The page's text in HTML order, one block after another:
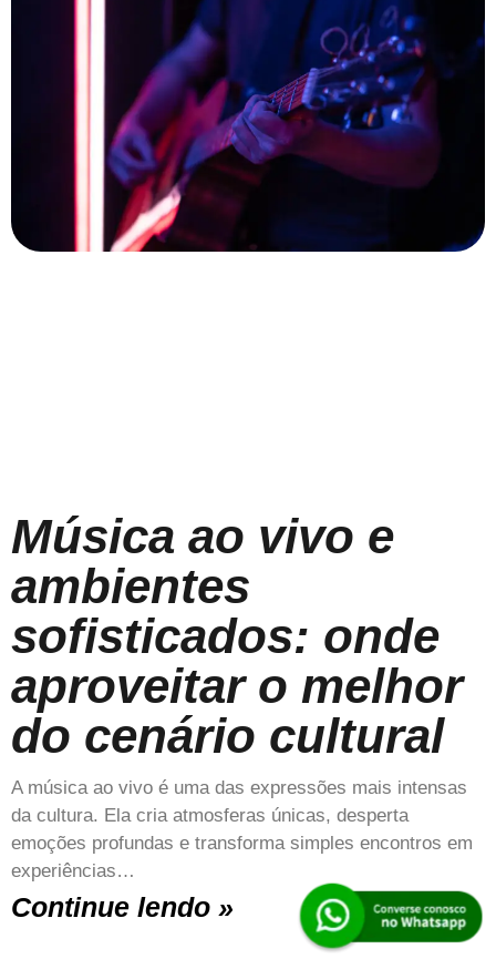
Música ao vivo e
ambientes
sofisticados: onde
aproveitar o melhor
do cenário cultural
A música ao vivo é uma das expressões mais intensas
da cultura. Ela cria atmosferas únicas, desperta
emoções profundas e transforma simples encontros em
experiências…
Continue lendo »